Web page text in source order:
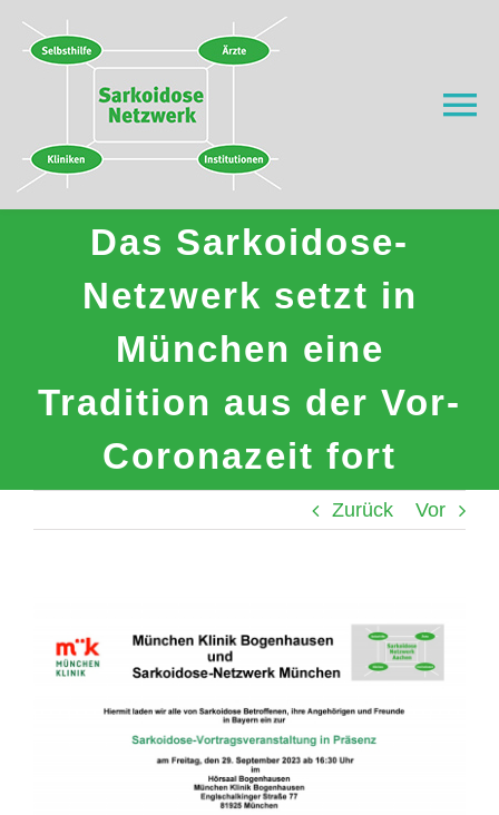
Zum
Inhalt
Home
Wer wir sind
Wo helfen wir?
Aktuell
Kontakt
Das Sarkoidose-
Netzwerk setzt in
München eine
Tradition aus der Vor-
Coronazeit fort
Zurück Vor
grösseres